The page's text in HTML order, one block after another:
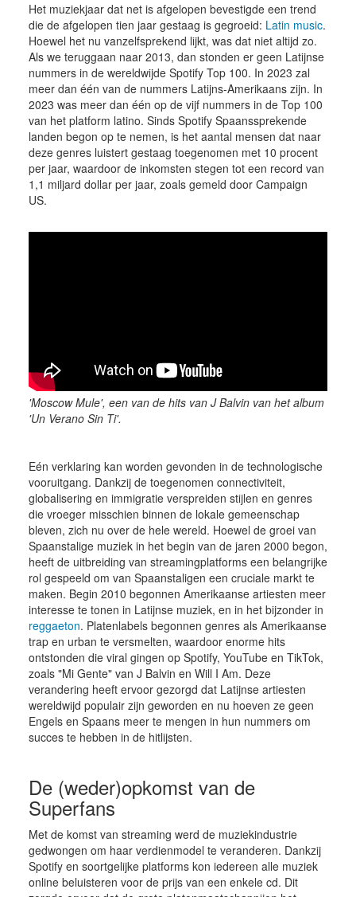
Het muziekjaar dat net is afgelopen bevestigde een trend
die de afgelopen tien jaar gestaag is gegroeid: Latin music.
Hoewel het nu vanzelfsprekend lijkt, was dat niet altijd zo.
Als we teruggaan naar 2013, dan stonden er geen Latijnse
nummers in de wereldwijde Spotify Top 100. In 2023 zal
meer dan één van de nummers Latijns-Amerikaans zijn. In
2023 was meer dan één op de vijf nummers in de Top 100
van het platform latino. Sinds Spotify Spaanssprekende
landen begon op te nemen, is het aantal mensen dat naar
deze genres luistert gestaag toegenomen met 10 procent
per jaar, waardoor de inkomsten stegen tot een record van
1,1 miljard dollar per jaar, zoals gemeld door Campaign
US.
'Moscow Mule', een van de hits van J Balvin van het album
'Un Verano Sin Ti'.
Eén verklaring kan worden gevonden in de technologische
vooruitgang. Dankzij de toegenomen connectiviteit,
globalisering en immigratie verspreiden stijlen en genres
die vroeger misschien binnen de lokale gemeenschap
bleven, zich nu over de hele wereld. Hoewel de groei van
Spaanstalige muziek in het begin van de jaren 2000 begon,
heeft de uitbreiding van streamingplatforms een belangrijke
rol gespeeld om van Spaanstaligen een cruciale markt te
maken. Begin 2010 begonnen Amerikaanse artiesten meer
interesse te tonen in Latijnse muziek, en in het bijzonder in
reggaeton. Platenlabels begonnen genres als Amerikaanse
trap en urban te versmelten, waardoor enorme hits
ontstonden die viral gingen op Spotify, YouTube en TikTok,
zoals "Mi Gente" van J Balvin en Will I Am. Deze
verandering heeft ervoor gezorgd dat Latijnse artiesten
wereldwijd populair zijn geworden en nu hoeven ze geen
Engels en Spaans meer te mengen in hun nummers om
succes te hebben in de hitlijsten.
De (weder)opkomst van de
Superfans
Met de komst van streaming werd de muziekindustrie
gedwongen om haar verdienmodel te veranderen. Dankzij
Spotify en soortgelijke platforms kon iedereen alle muziek
online beluisteren voor de prijs van een enkele cd. Dit